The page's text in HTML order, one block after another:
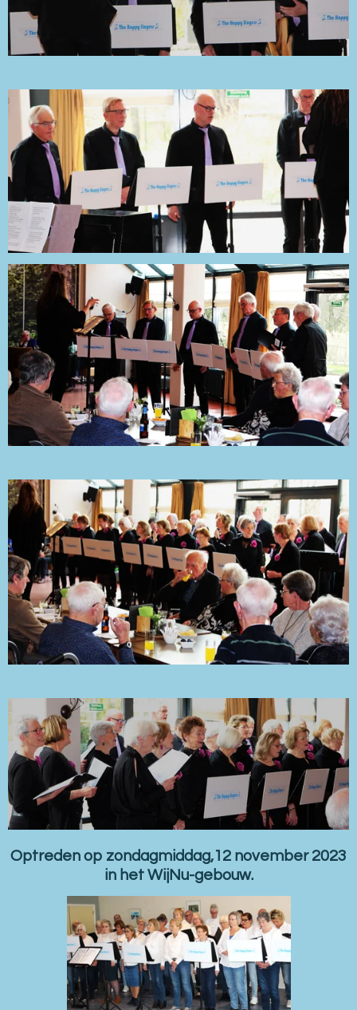
Optreden op zondagmiddag,12 november 2023
in het WijNu-gebouw.